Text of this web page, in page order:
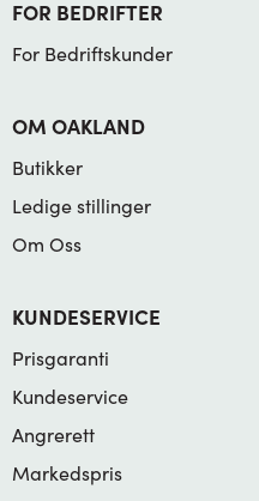
FOR BEDRIFTER
For Bedriftskunder
OM OAKLAND
Butikker
Ledige stillinger
Om Oss
KUNDESERVICE
Prisgaranti
Kundeservice
Angrerett
Markedspris